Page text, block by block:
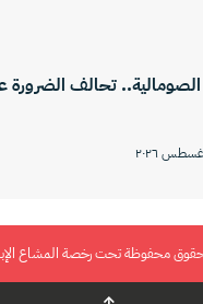
الصومالية.. تحالف
محفوظة تحت رخصة المشاع